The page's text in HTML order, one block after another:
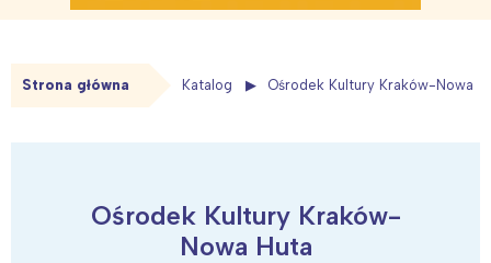
Strona główna Katalog Ośrodek Kultury Kraków-Nowa
Ośrodek Kultury Kraków-
Nowa Huta